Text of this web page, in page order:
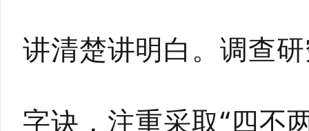
讲清楚讲明白。调查
字诀，注重采取“四不